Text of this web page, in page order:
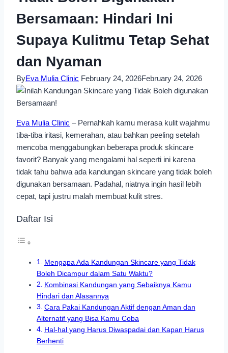
Bersamaan: Hindari Ini
Supaya Kulitmu Tetap Sehat
dan Nyaman
ByEva Mulia Clinic February 24, 2026February 24, 2026
Eva Mulia Clinic – Pernahkah kamu merasa kulit wajahmu
tiba-tiba iritasi, kemerahan, atau bahkan peeling setelah
mencoba menggabungkan beberapa produk skincare
favorit? Banyak yang mengalami hal seperti ini karena
tidak tahu bahwa ada kandungan skincare yang tidak boleh
digunakan bersamaan. Padahal, niatnya ingin hasil lebih
cepat, tapi justru malah membuat kulit stres.
Daftar Isi
Mengapa Ada Kandungan Skincare yang Tidak
Boleh Dicampur dalam Satu Waktu?
Kombinasi Kandungan yang Sebaiknya Kamu
Hindari dan Alasannya
Cara Pakai Kandungan Aktif dengan Aman dan
Alternatif yang Bisa Kamu Coba
Hal-hal yang Harus Diwaspadai dan Kapan Harus
Berhenti